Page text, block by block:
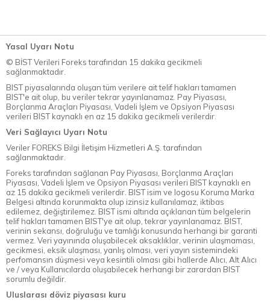
Yasal Uyarı Notu
© BİST Verileri Foreks tarafından 15 dakika gecikmeli
sağlanmaktadır.
BIST piyasalarında oluşan tüm verilere ait telif hakları tamamen
BIST'e ait olup, bu veriler tekrar yayınlanamaz. Pay Piyasası,
Borçlanma Araçları Piyasası, Vadeli İşlem ve Opsiyon Piyasası
verileri BIST kaynaklı en az 15 dakika gecikmeli verilerdir.
Veri Sağlayıcı Uyarı Notu
Veriler FOREKS Bilgi İletişim Hizmetleri A.Ş. tarafından
sağlanmaktadır.
Foreks tarafından sağlanan Pay Piyasası, Borçlanma Araçları
Piyasası, Vadeli İşlem ve Opsiyon Piyasası verileri BIST kaynaklı en
az 15 dakika gecikmeli verilerdir. BIST isim ve logosu Koruma Marka
Belgesi altında korunmakta olup izinsiz kullanılamaz, iktibas
edilemez, değiştirilemez. BIST ismi altında açıklanan tüm belgelerin
telif hakları tamamen BIST'ye ait olup, tekrar yayınlanamaz. BIST,
verinin sekansı, doğruluğu ve tamlığı konusunda herhangi bir garanti
vermez. Veri yayınında oluşabilecek aksaklıklar, verinin ulaşmaması,
gecikmesi, eksik ulaşması, yanlış olması, veri yayın sistemindeki
perfomansın düşmesi veya kesintili olması gibi hallerde Alıcı, Alt Alıcı
ve / veya Kullanıcılarda oluşabilecek herhangi bir zarardan BIST
sorumlu değildir.
Uluslarası döviz piyasası kuru